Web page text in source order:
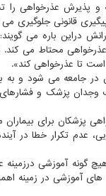
پذیرش عذرخواهی را
قانونی جلوگیری می
دراین باره می
عذرخواهی محتاط می
تا عذرخواهی کند».
در جامعه می شود و
وجدان پزشک و فشارهای
پزشکان برای
عدم تکرار خطا در
هیچ گونه آموزشی
های آموزشی در